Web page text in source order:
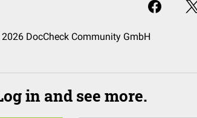
DocCheck Community GmbH
in and see more.